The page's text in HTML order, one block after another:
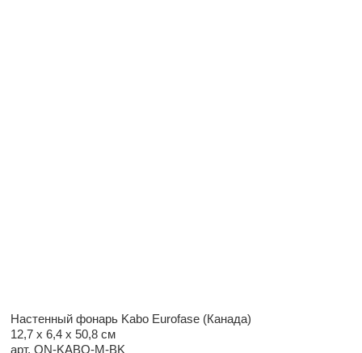
Настенный фонарь Kabo Eurofase (Канада)
12,7 x 6,4 x 50,8 см
арт. QN-KABO-M-BK